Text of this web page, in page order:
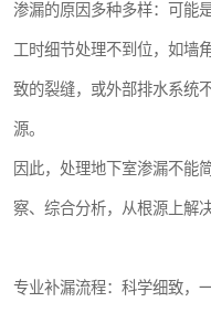
渗漏的原因多种多样：可能
工时细节处理不到位，如墙
致的裂缝，或外部排水系统
源。
因此，处理地下室渗漏不能
察、综合分析，从根源上解决
专业补漏流程：科学细致，